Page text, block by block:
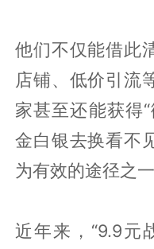
他们不仅能借此
店铺、低价引流
家甚至还能获得
金白银去换看不
为有效的途径之一
近年来，“9.9元